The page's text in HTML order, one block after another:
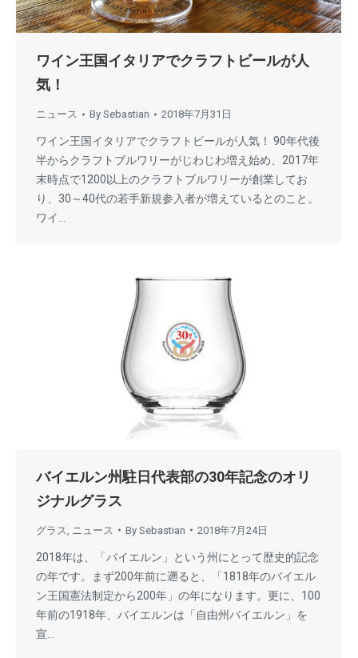
ワイン王国イタリアでクラフトビールが人
気！
ニュース By Sebastian 2018年7月31日
ワイン王国イタリアでクラフトビールが人気！ 90年代後
半からクラフトブルワリーがじわじわ増え始め、2017年
末時点で1200以上のクラフトブルワリーが創業してお
り、30～40代の若手新規参入者が増えているとのこと。
ワイ…
バイエルン州駐日代表部の30年記念のオリ
ジナルグラス
グラス ニュース By Sebastian 2018年7月24日
2018年は、「バイエルン」という州にとって歴史的記念
の年です。まず200年前に遡ると、「1818年のバイエル
ン王国憲法制定から200年」の年になります。更に、100
年前の1918年、バイエルンは「自由州バイエルン」を
宣…